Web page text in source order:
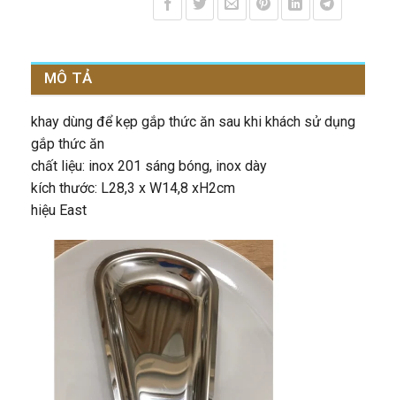
MÔ TẢ
khay dùng để kẹp gắp thức ăn sau khi khách sử dụng
gắp thức ăn
chất liệu: inox 201 sáng bóng, inox dày
kích thước: L28,3 x W14,8 xH2cm
hiệu East